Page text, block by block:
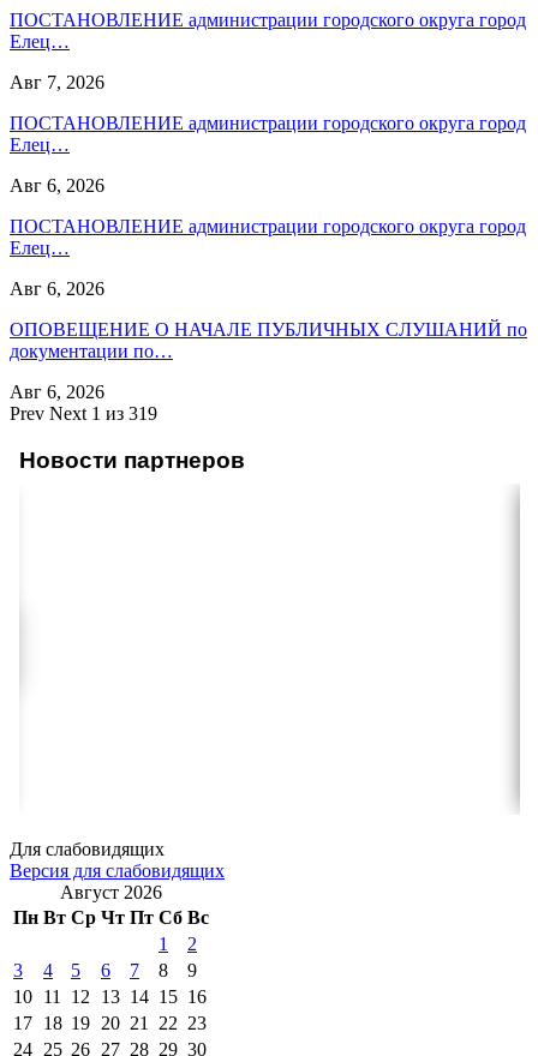
ПОСТАНОВЛЕНИЕ администрации городского округа город
Елец…
Авг 7, 2026
ПОСТАНОВЛЕНИЕ администрации городского округа город
Елец…
Авг 6, 2026
ПОСТАНОВЛЕНИЕ администрации городского округа город
Елец…
Авг 6, 2026
ОПОВЕЩЕНИЕ О НАЧАЛЕ ПУБЛИЧНЫХ СЛУШАНИЙ по
документации по…
Авг 6, 2026
Prev Next 1 из 319
Новости партнеров
Для слабовидящих
Версия для слабовидящих
Август 2026
Пн Вт Ср Чт Пт Сб Вс
1
2
3
4 5 6 7 8
9
10 11 12 13 14 15 16
17 18 19 20 21 22 23
24 25 26 27 28 29 30